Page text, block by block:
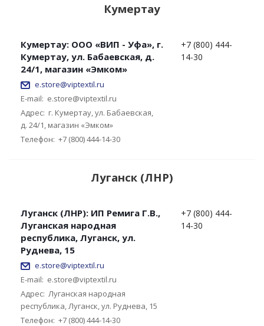
Кумертау
Кумертау: ООО «ВИП - Уфа», г.
Кумертау, ул. Бабаевская, д.
24/1, магазин «Эмком»
e.store@viptextil.ru
E-mail: e.store@viptextil.ru
Адрес: г. Кумертау, ул. Бабаевская,
д. 24/1, магазин «Эмком»
Телефон: +7 (800) 444-14-30
+7 (800) 444-
14-30
Луганск (ЛНР)
Луганск (ЛНР): ИП Ремига Г.В.,
Луганская народная
республика, Луганск, ул.
Руднева, 15
e.store@viptextil.ru
E-mail: e.store@viptextil.ru
Адрес: Луганская народная
республика, Луганск, ул. Руднева, 15
Телефон: +7 (800) 444-14-30
+7 (800) 444-
14-30